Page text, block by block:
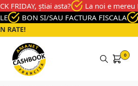
FRIDAY, știai asta?
La noi e mereu
BON SI/SAU FACTURA FISCALA
RATE!
0